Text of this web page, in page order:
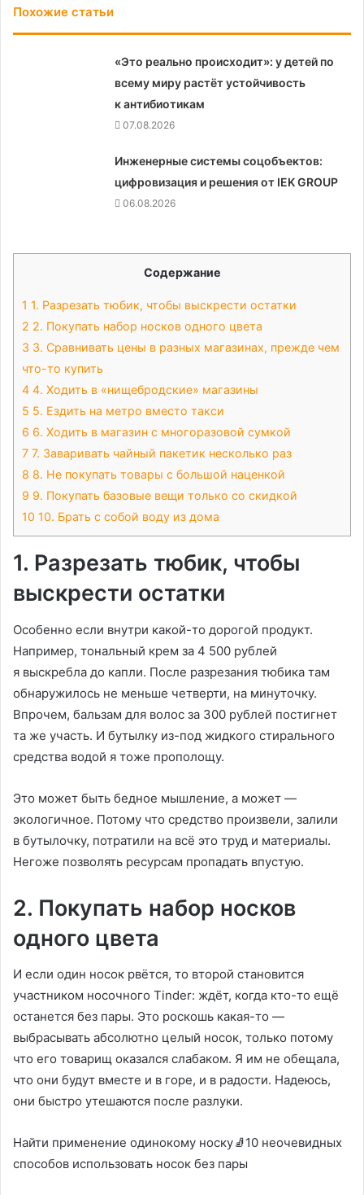
Похожие статьи
«Это реально происходит»: у детей по
всему миру растёт устойчивость
к антибиотикам
07.08.2026
Инженерные системы соцобъектов:
цифровизация и решения от IEK GROUP
06.08.2026
Содержание
1 1. Разрезать тюбик, чтобы выскрести остатки
2 2. Покупать набор носков одного цвета
3 3. Сравнивать цены в разных магазинах, прежде чем
что-то купить
4 4. Ходить в «нищебродские» магазины
5 5. Ездить на метро вместо такси
6 6. Ходить в магазин с многоразовой сумкой
7 7. Заваривать чайный пакетик несколько раз
8 8. Не покупать товары с большой наценкой
9 9. Покупать базовые вещи только со скидкой
10 10. Брать с собой воду из дома
1. Разрезать тюбик, чтобы
выскрести остатки
Особенно если внутри какой-то дорогой продукт.
Например, тональный крем за 4 500 рублей
я выскребла до капли. После разрезания тюбика там
обнаружилось не меньше четверти, на минуточку.
Впрочем, бальзам для волос за 300 рублей постигнет
та же участь. И бутылку из-под жидкого стирального
средства водой я тоже прополощу.
Это может быть бедное мышление, а может —
экологичное. Потому что средство произвели, залили
в бутылочку, потратили на всё это труд и материалы.
Негоже позволять ресурсам пропадать впустую.
2. Покупать набор носков
одного цвета
И если один носок рвётся, то второй становится
участником носочного Tinder: ждёт, когда кто-то ещё
останется без пары. Это роскошь какая-то —
выбрасывать абсолютно целый носок, только потому
что его товарищ оказался слабаком. Я им не обещала,
что они будут вместе и в горе, и в радости. Надеюсь,
они быстро утешаются после разлуки.
Найти применение одинокому носку🧦10 неочевидных
способов использовать носок без пары